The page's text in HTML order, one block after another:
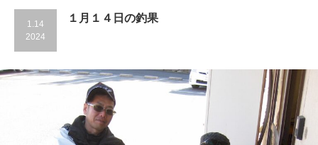
1.14
2024
１月１４日の釣果